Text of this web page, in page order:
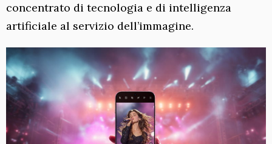
concentrato di tecnologia e di intelligenza
artificiale al servizio dell’immagine.